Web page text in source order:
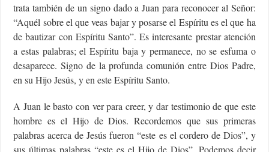
trata también de un signo dado a Juan para reconocer al Señor:
“Aquél sobre el que veas bajar y posarse el Espíritu es el que ha
de bautizar con Espíritu Santo”. Es interesante prestar atención
a estas palabras; el Espíritu baja y permanece, no se esfuma o
desaparece. Signo de la profunda comunión entre Dios Padre,
en su Hijo Jesús, y en este Espíritu Santo.
A Juan le basto con ver para creer, y dar testimonio de que este
hombre es el Hijo de Dios. Recordemos que sus primeras
palabras acerca de Jesús fueron “este es el cordero de Dios”, y
sus últimas palabras “este es el Hijo de Dios”. Podemos decir